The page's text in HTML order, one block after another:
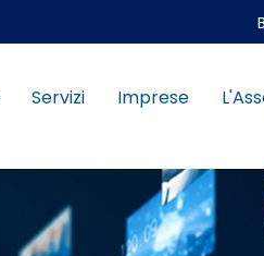
Servizi Imprese